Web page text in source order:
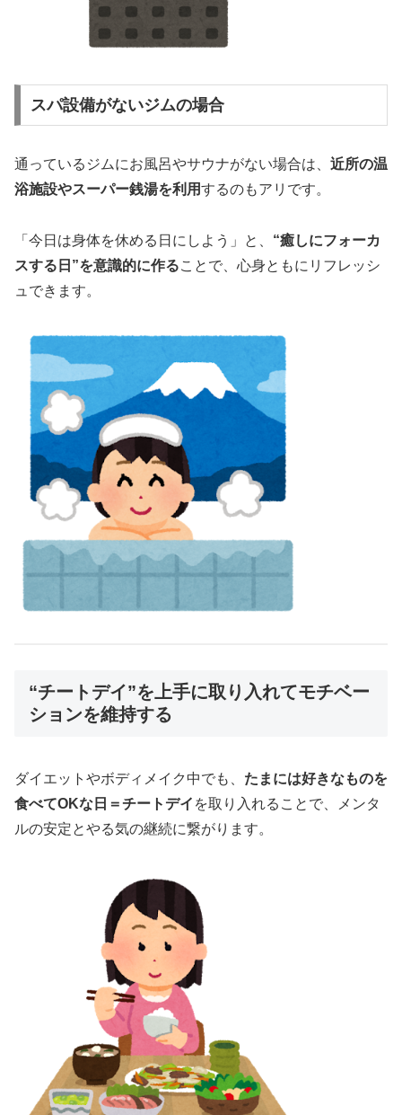
スパ設備がないジムの場合
通っているジムにお風呂やサウナがない場合は、 近所の温
浴施設やスーパー銭湯を利用するのもアリです。
「今日は身体を休める日にしよう」と、 “癒しにフォーカ
スする日”を意識的に作ることで、心身ともにリフレッシ
ュできます。
“チートデイ”を上手に取り入れてモチベー
ションを維持する
ダイエットやボディメイク中でも、 たまには好きなものを
食べてOKな日＝チートデイ を取り入れることで、メンタ
ルの安定とやる気の継続に繋がります。